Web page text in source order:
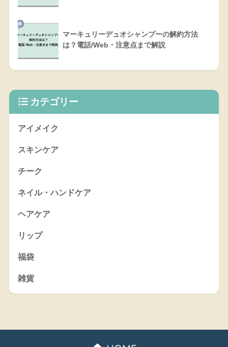
マーキュリーデュオシャンプーの解約方法
は？電話/Web・注意点まで解説
カテゴリー
アイメイク
スキンケア
チーク
ネイル・ハンドケア
ヘアケア
リップ
福袋
雑貨